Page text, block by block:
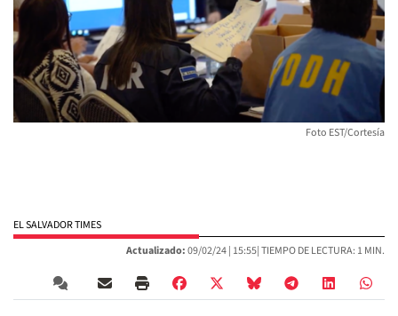
Foto EST/Cortesía
EL SALVADOR TIMES
Actualizado:09/02/24 | 15:55| TIEMPO DE LECTURA: 1 MIN.